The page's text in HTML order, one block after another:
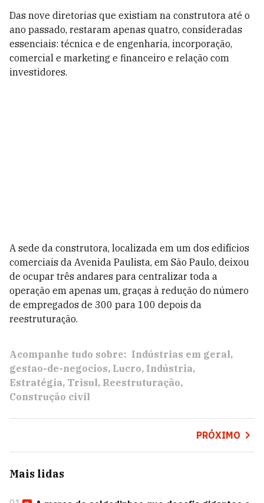
Das nove diretorias que existiam na construtora até o
ano passado, restaram apenas quatro, consideradas
essenciais: técnica e de engenharia, incorporação,
comercial e marketing e financeiro e relação com
investidores.
A sede da construtora, localizada em um dos edifícios
comerciais da Avenida Paulista, em São Paulo, deixou
de ocupar três andares para centralizar toda a
operação em apenas um, graças à redução do número
de empregados de 300 para 100 depois da
reestruturação.
Acompanhe tudo sobre: Indústrias em geral
gestao-de-negocios Lucro Indústria
Estratégia Trisul Reestruturação
Construção civil
PRÓXIMO
Mais lidas